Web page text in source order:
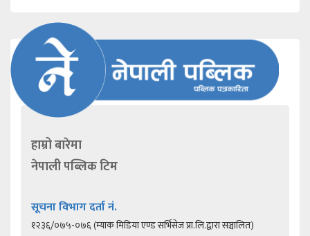
हाम्रो बारेमा
नेपाली पब्लिक टिम
सूचना विभाग दर्ता नं.
१२३६/०७५-०७६ (म्याक मिडिया एण्ड सर्भिसेज प्रा.लि.द्वारा सञ्चालित)